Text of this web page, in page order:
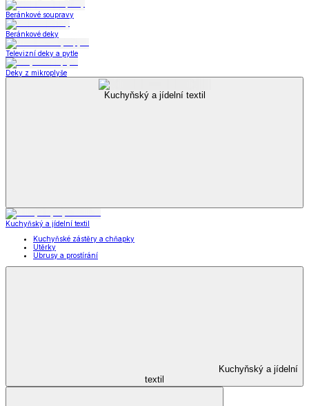
Beránkové soupravy
Beránkové deky
Televizní deky a pytle
Deky z mikroplyše
Kuchyňský a jídelní textil
Kuchyňský a jídelní textil
Kuchyňské zástěry a chňapky
Utěrky
Ubrusy a prostírání
Kuchyňský a jídelní
textil